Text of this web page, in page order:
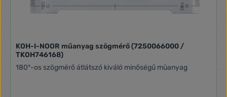
KOH-I-NOOR műanyag szögmérő (7250066000 /
TKOH746168)
180°-os szögmérő átlátszó kiváló minőségű müanyag